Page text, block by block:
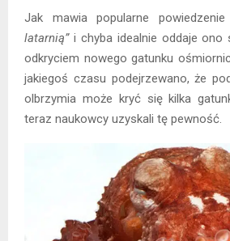
Jak mawia popularne
latarnią”i chyba idealnie oddaje ono
odkryciem nowego gatunku
jakiegoś czasu podejrzewano, że
olbrzymia może kryć się kilka
teraz naukowcy uzyskali tę pewność.